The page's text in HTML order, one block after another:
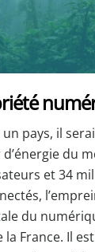
pays, il
du
et 34
du
la France. Il